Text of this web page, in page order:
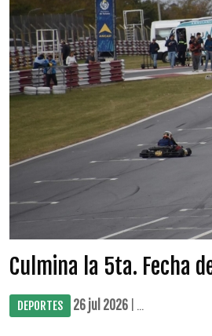
Culmina la 5ta. Fecha
DEPORTES 26 jul 2026 | ...